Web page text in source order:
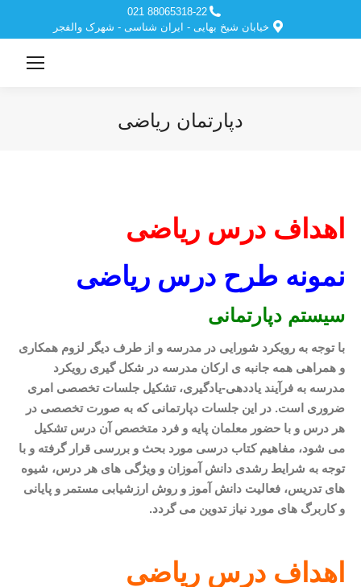
88065318-22 021
خیابان شیخ بهایی - ایران شناسی - شهرک والفجر
دپارتمان ریاضی
اهداف درس ریاضی
نمونه طرح درس ریاضی
سیستم دپارتمانی
با توجه به رویکرد شورایی در مدرسه و از طرف دیگر لزوم همکاری
و همراهی همه جانبه ی ارکان مدرسه در شکل گیری رویکرد
مدرسه به فرآیند یاددهی-یادگیری، تشکیل جلسات تخصصی امری
ضروری است. در این جلسات دپارتمانی که به صورت تخصصی در
هر درس و با حضور معلمان پایه و فرد متخصص آن درس تشکیل
می شود، مفاهیم کتاب درسی مورد بحث و بررسی قرار گرفته و با
توجه به شرایط رشدی دانش آموزان و ویژگی های هر درس، شیوه
های تدریس، فعالیت دانش آموز و روش ارزشیابی مستمر و پایانی
و کاربرگ های مورد نیاز تدوین می گردد.
اهداف درس ریاضی